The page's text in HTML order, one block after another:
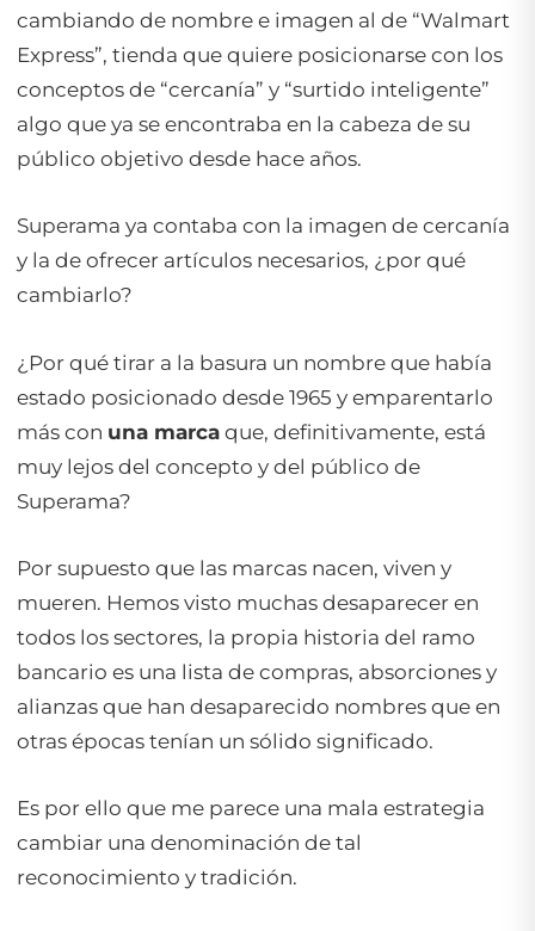
cambiando de nombre e imagen al de “Walmart
Express”, tienda que quiere posicionarse con los
conceptos de “cercanía” y “surtido inteligente”
algo que ya se encontraba en la cabeza de su
público objetivo desde hace años.
Superama ya contaba con la imagen de cercanía
y la de ofrecer artículos necesarios, ¿por qué
cambiarlo?
¿Por qué tirar a la basura un nombre que había
estado posicionado desde 1965 y emparentarlo
más con una marca que, definitivamente, está
muy lejos del concepto y del público de
Superama?
Por supuesto que las marcas nacen, viven y
mueren. Hemos visto muchas desaparecer en
todos los sectores, la propia historia del ramo
bancario es una lista de compras, absorciones y
alianzas que han desaparecido nombres que en
otras épocas tenían un sólido significado.
Es por ello que me parece una mala estrategia
cambiar una denominación de tal
reconocimiento y tradición.